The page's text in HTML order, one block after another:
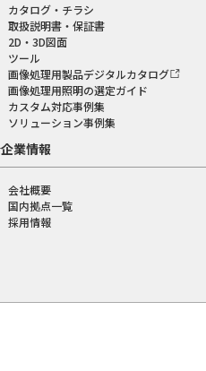
カタログ・チラシ
取扱説明書・保証書
2D・3D図面
ツール
画像処理用製品デジタルカタログ
画像処理用照明の選定ガイド
カスタム対応事例集
ソリューション事例集
企業情報
会社概要
国内拠点一覧
採用情報